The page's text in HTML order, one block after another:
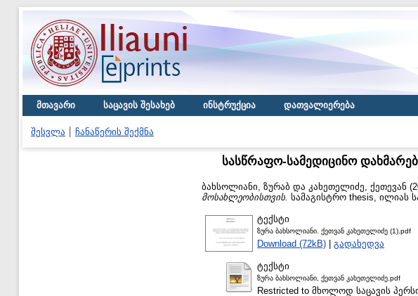
მთავარი საცავის შესახებ ინსტრუქცია დათვალიერება
შესვლა ჩანაწერის შექმნა
სასწრაფო-სამედიცინო
ბახსოლიანი, ზურაბ და კახეთელიძე, ქეთევან
მოსახლეობისთვის. სამაგისტრო thesis, ილიას
ტექსტი
ზურა ბახსოლიანი. ქეთვან კახეთელიძე (1).pdf
Download (72kB) | გადახედვა
ტექსტი
ზურა ბახსოლიანი, ქეთვან კახეთელიძე.pdf
Restricted to მხოლოდ საცავის